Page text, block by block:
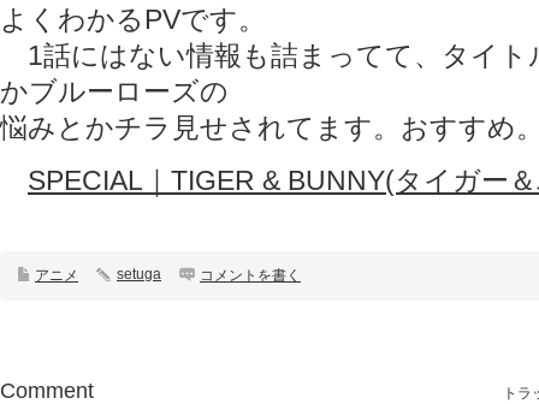
よくわかるPVです。
1話にはない情報も詰まってて、タイト
かブルーローズの
悩みとかチラ見せされてます。おすすめ
SPECIAL｜TIGER & BUNNY(タイガー
アニメ setuga コメントを書く
Comment トラ